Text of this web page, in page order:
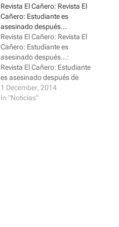
Revista El Cañero: Revista El
Cañero: Estudiante es
asesinado después…
Revista El Cañero: Revista El
Cañero: Estudiante es
asesinado después...:
Revista El Cañero: Estudiante
es asesinado después de
defender 2 niña... : Una
captura de pantalla de Tugce
1 December, 2014
In "Noticias"